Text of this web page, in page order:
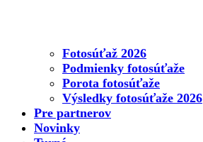
Fotosúťaž 2026
Podmienky fotosúťaže
Porota fotosúťaže
Výsledky fotosúťaže 2026
Pre partnerov
Novinky